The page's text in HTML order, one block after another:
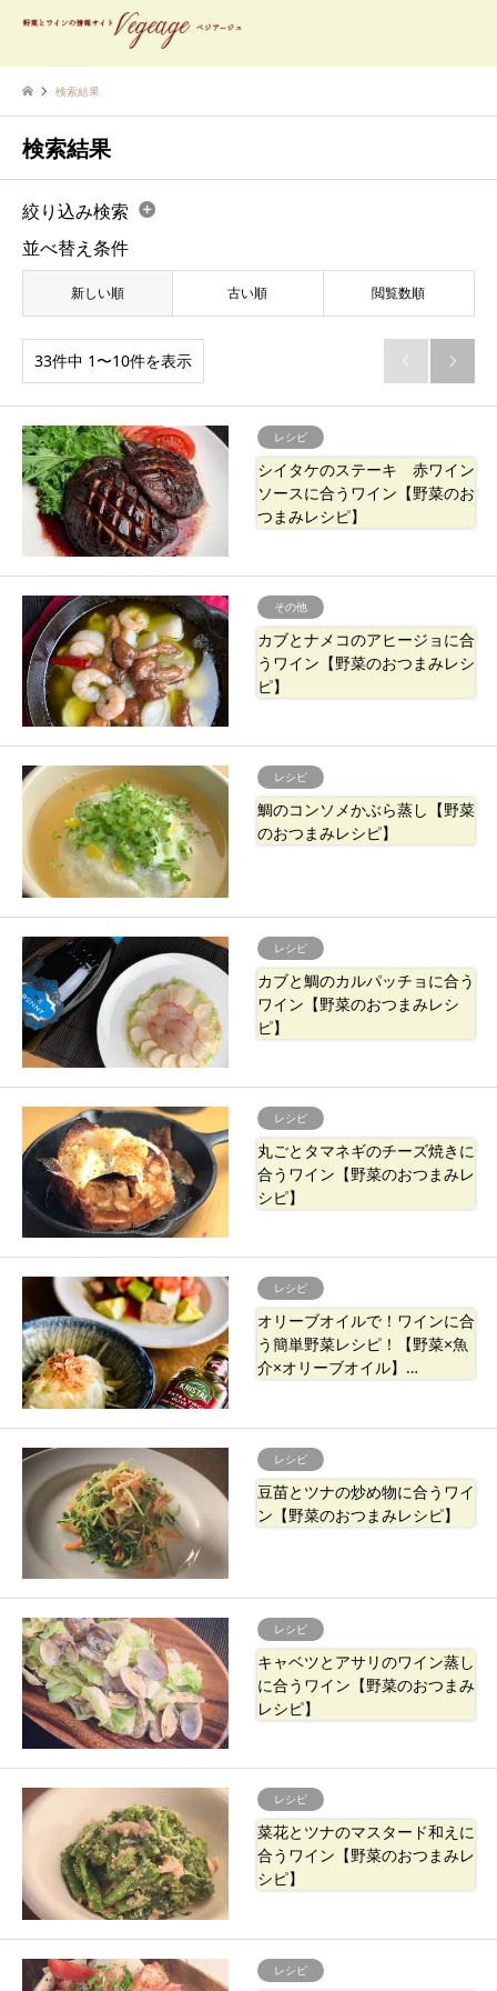
検索結果
検索結果
絞り込み検索
並べ替え条件
新しい順 古い順 閲覧数順
33件中 1〜10件を表示  
レシピ
シイタケのステーキ 赤ワイン
ソースに合うワイン【野菜のお
つまみレシピ】
その他
カブとナメコのアヒージョに合
うワイン【野菜のおつまみレシ
ピ】
レシピ
鯛のコンソメかぶら蒸し【野菜
のおつまみレシピ】
レシピ
カブと鯛のカルパッチョに合う
ワイン【野菜のおつまみレシ
ピ】
レシピ
丸ごとタマネギのチーズ焼きに
合うワイン【野菜のおつまみレ
シピ】
レシピ
オリーブオイルで！ワインに合
う簡単野菜レシピ！【野菜×魚
介×オリーブオイル】…
レシピ
豆苗とツナの炒め物に合うワイ
ン【野菜のおつまみレシピ】
レシピ
キャベツとアサリのワイン蒸し
に合うワイン【野菜のおつまみ
レシピ】
レシピ
菜花とツナのマスタード和えに
合うワイン【野菜のおつまみレ
シピ】
レシピ